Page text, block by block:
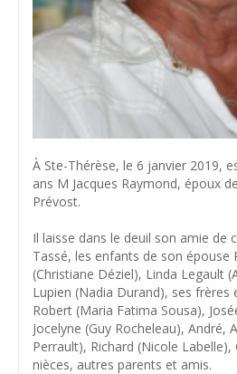
À Ste-Thérèse, le 6 janvier 2019,
ans M Jacques Raymond, époux
Prévost.
Il laisse dans le deuil son amie de
Tassé, les enfants de son épouse
(Christiane Déziel), Linda Legault
Lupien (Nadia Durand), ses frères
Robert (Maria Fatima Sousa),
Jocelyne (Guy Rocheleau), André,
Perrault), Richard (Nicole
nièces, autres parents et amis.